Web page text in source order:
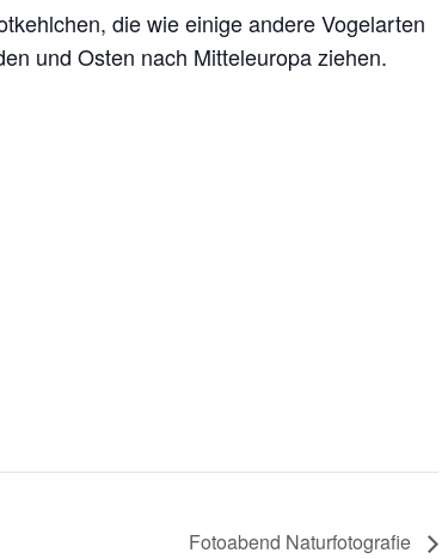
die wie einige andere Vogelarten
und Osten nach Mitteleuropa ziehen.
Fotoabend Naturfotografie